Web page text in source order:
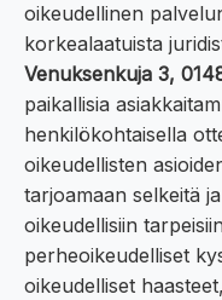
oikeudellinen
korkealaatuista
Venuksenkuja 3,
paikallisia
henkilökohtaisella
oikeudellisten
tarjoamaan selkeitä
oikeudellisiin
perheoikeudelliset
oikeudelliset